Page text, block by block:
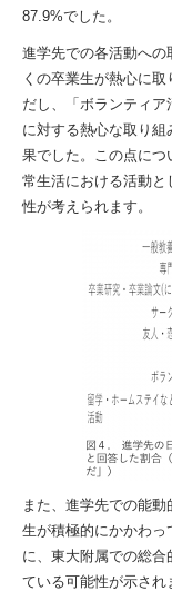
87.9%でした。
進学先での各活動への
くの卒業生が熱心に
だし、「ボランティア
に対する熱心な取り
果でした。この点につ
常生活における活動
性が考えられます。
また、進学先での能
生が積極的にかかわ
に、東大附属での総
ている可能性が示され